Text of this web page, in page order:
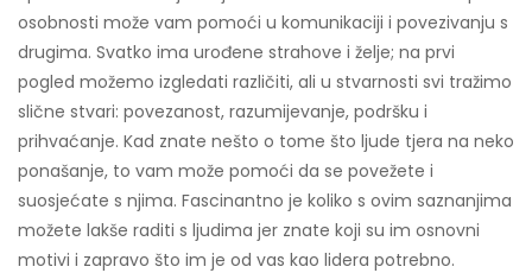
osobnosti može vam pomoći u komunikaciji i povezivanju s
drugima. Svatko ima urođene strahove i želje; na prvi
pogled možemo izgledati različiti, ali u stvarnosti svi tražimo
slične stvari: povezanost, razumijevanje, podršku i
prihvaćanje. Kad znate nešto o tome što ljude tjera na neko
ponašanje, to vam može pomoći da se povežete i
suosjećate s njima. Fascinantno je koliko s ovim saznanjima
možete lakše raditi s ljudima jer znate koji su im osnovni
motivi i zapravo što im je od vas kao lidera potrebno.